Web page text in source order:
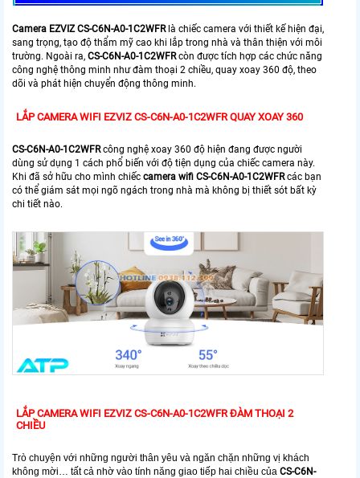
Camera EZVIZCS-C6N-A0-1C2WFRlà chiếc camera với thiết kế hiện đại,
sang trọng, tạo độ thẩm mỹ cao khi lắp trong nhà và thân thiện với môi
trường. Ngoài ra, CS-C6N-A0-1C2WFRcòn được tích hợp các chức năng
công nghệ thông minh như đàm thoại 2 chiều, quay xoay 360 độ, theo
dõi và phát hiện chuyển động thông minh.
LẮP CAMERA WIFI EZVIZ CS-C6N-A0-1C2WFR QUAY XOAY 360
CS-C6N-A0-1C2WFRcông nghệ xoay 360 độ hiện đang được người
dùng sử dụng 1 cách phổ biến với độ tiện dụng của chiếc camera này.
Khi đã sở hữu cho mình chiếc camera wifi CS-C6N-A0-1C2WFRcác bạn
có thể giám sát mọi ngõ ngách trong nhà mà không bị thiết sót bất kỳ
chi tiết nào.
LẮP CAMERA WIFI EZVIZ CS-C6N-A0-1C2WFR ĐÀM THOẠI 2
CHIỀU
Trò chuyện với những người thân yêu và ngăn chặn những vị khách
không mời… tất cả nhờ vào tính năng giao tiếp hai chiều của CS-C6N-